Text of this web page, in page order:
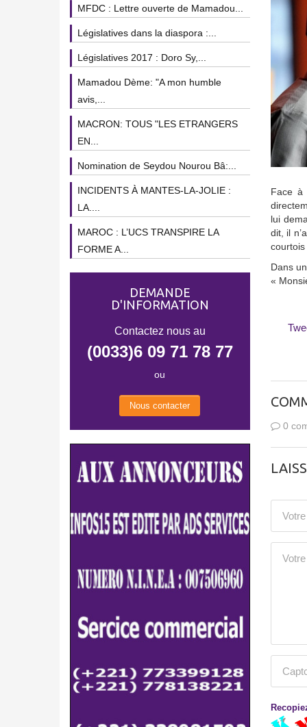
Face à
lui
dit, il
courtois
Dans
«
0
MFDC : Lettre ouverte de Mamadou...
Législatives dans la diaspora :...
Législatives 2017 : Doro Sy,...
Mamadou Dème: "A mon humble
avis,...
MACRON: TOUS "LES ETRANGERS
EN...
Nomination de Seydou Nourou Bâ:...
INCIDENTS À MANTES-LA-JOLIE :
LA....
MAROC : L’UCS TRANSPIRE LA
FORME A...
DEMANDE
D'INFORMATION
Contactez nous au
(0033)6 09 71 78 77
ou
Nous contacter